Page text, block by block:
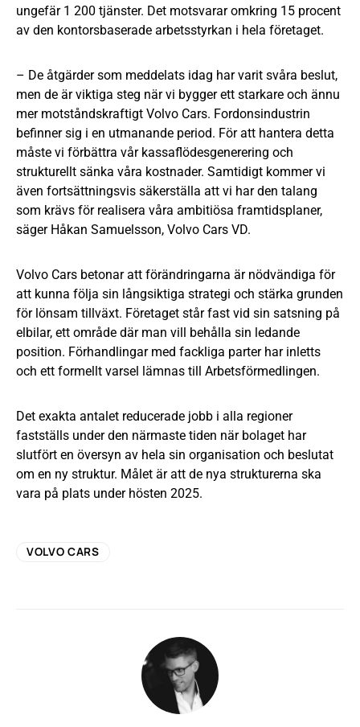
ungefär 1 200 tjänster. Det motsvarar omkring 15 procent
av den kontorsbaserade arbetsstyrkan i hela företaget.
– De åtgärder som meddelats idag har varit svåra beslut,
men de är viktiga steg när vi bygger ett starkare och ännu
mer motståndskraftigt Volvo Cars. Fordonsindustrin
befinner sig i en utmanande period. För att hantera detta
måste vi förbättra vår kassaflödesgenerering och
strukturellt sänka våra kostnader. Samtidigt kommer vi
även fortsättningsvis säkerställa att vi har den talang
som krävs för realisera våra ambitiösa framtidsplaner,
säger Håkan Samuelsson, Volvo Cars VD.
Volvo Cars betonar att förändringarna är nödvändiga för
att kunna följa sin långsiktiga strategi och stärka grunden
för lönsam tillväxt. Företaget står fast vid sin satsning på
elbilar, ett område där man vill behålla sin ledande
position. Förhandlingar med fackliga parter har inletts
och ett formellt varsel lämnas till Arbetsförmedlingen.
Det exakta antalet reducerade jobb i alla regioner
fastställs under den närmaste tiden när bolaget har
slutfört en översyn av hela sin organisation och beslutat
om en ny struktur. Målet är att de nya strukturerna ska
vara på plats under hösten 2025.
VOLVO CARS